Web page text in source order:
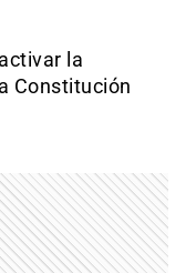
la
Constitución